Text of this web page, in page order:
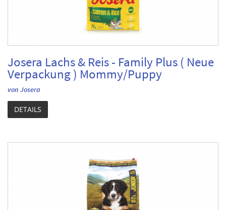
Josera Lachs & Reis - Family Plus ( Neue
Verpackung ) Mommy/Puppy
von Josera
DETAILS